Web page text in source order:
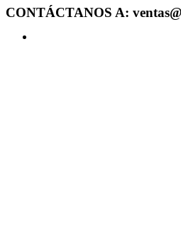
CONTÁCTANOS A: